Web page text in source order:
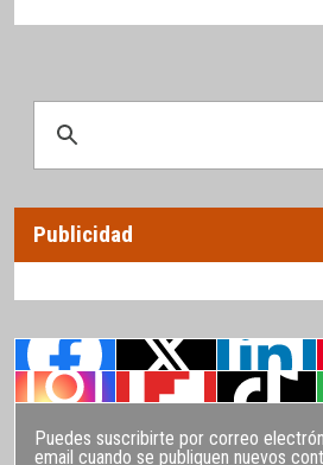
Publicidad
Puedes suscribirte por correo
email cuando se publiquen nuevos